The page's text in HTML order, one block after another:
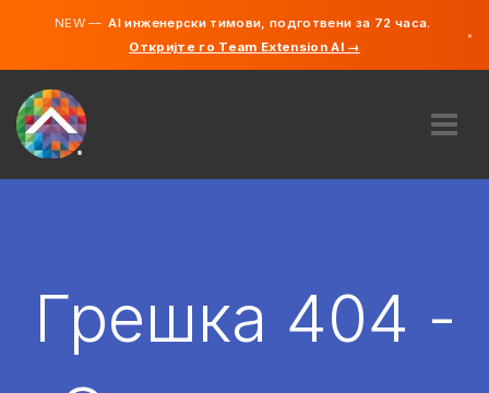
NEW —AI инженерски тимови, подготвени за 72 часа.
Откријте го Team Extension AI →
×
АНГАЖИРАЈ
Грешка 404 -